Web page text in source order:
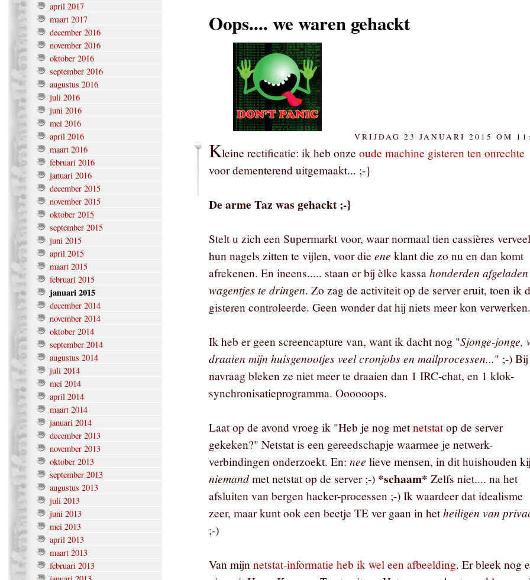
april 2017
maart 2017
december 2016
november 2016
oktober 2016
september 2016
augustus 2016
juli 2016
juni 2016
mei 2016
april 2016
maart 2016
februari 2016
januari 2016
december 2015
november 2015
oktober 2015
september 2015
juni 2015
april 2015
maart 2015
februari 2015
januari 2015
december 2014
november 2014
oktober 2014
september 2014
augustus 2014
juli 2014
mei 2014
april 2014
maart 2014
januari 2014
december 2013
november 2013
oktober 2013
september 2013
augustus 2013
juli 2013
juni 2013
mei 2013
april 2013
maart 2013
februari 2013
Oops.... we waren gehackt
VRIJDAG 23 JANUARI 2015 OM
Kleine rectificatie: ik heb onze oude machine gisteren ten onrechte
voor dementerend uitgemaakt... ;-}
De arme Taz was gehackt ;-}
Stelt u zich een Supermarkt voor, waar normaal tien cassières
hun nagels zitten te vijlen, voor die ene klant die zo nu en dan komt
afrekenen. En ineens..... staan er bij èlke kassa honderden afgeladen
wagentjes te dringen. Zo zag de activiteit op de server eruit, toen ik
gisteren controleerde. Geen wonder dat hij niets meer kon verwerken.
Ik heb er geen screencapture van, want ik dacht nog "Sjonge-jonge,
draaien mijn huisgenootjes veel cronjobs en mailprocessen..." ;-) Bij
navraag bleken ze niet meer te draaien dan 1 IRC-chat, en 1 klok-
synchronisatieprogramma. Oooooops.
Laat op de avond vroeg ik "Heb je nog metnetstatop de server
gekeken?" Netstat is een gereedschapje waarmee je netwerk-
verbindingen onderzoekt. En: nee lieve mensen, in dit huishouden
niemandmet netstat op de server ;-) *schaam* Zelfs niet.... na het
afsluiten van bergen hacker-processen ;-) Ik waardeer dat idealisme
zeer, maar kunt ook een beetje TE ver gaan in hetheiligen van
;-)
Van mijn netstat-informatie heb ik wel een afbeelding. Er bleek nog